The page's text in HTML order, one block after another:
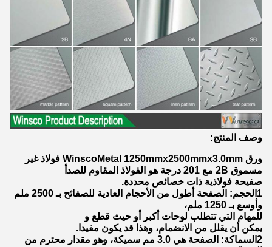
وصف المنتج:
ورق WinscoMetal 1250mmx2500mmx3.0mm فولاذ غير
مسموق 2B مع 201 درجة هو الفولاذ المقاوم للصدأ
صفيحة فولاذية ذات خصائص محددة.
1الحجم: الصفحة أطول من الأحجام العادية للصفائح بـ 2500 ملم
وأوسع بـ 1250 ملم،
للمهام التي تتطلب لوحات أكبر أو حيث قطع و
يمكن أن يقلل من الانضمام، وهذا قد يكون مفيدا.
2السماكة: الصفحة هي 3.0 مم سميكة، وهو مقدار محترم من